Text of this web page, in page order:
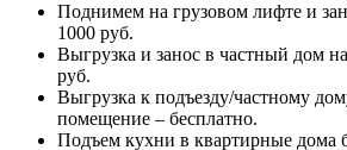
Поднимем на грузовом лифте и
1000 руб.
Выгрузка и занос в частный дом
руб.
Выгрузка к подъезду/частному
помещение – бесплатно.
Подъем кухни в квартирные дома